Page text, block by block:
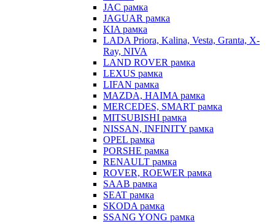
JAC рамка
JAGUAR рамка
KIA рамка
LADA Priora, Kalina, Vesta, Granta, X-
Ray, NIVA
LAND ROVER рамка
LEXUS рамка
LIFAN рамка
MAZDA, HAIMA рамка
MERCEDES, SMART рамка
MITSUBISHI рамка
NISSAN, INFINITY рамка
OPEL рамка
PORSHE рамка
RENAULT рамка
ROVER, ROEWER рамка
SAAB рамка
SEAT рамка
SKODA рамка
SSANG YONG рамка